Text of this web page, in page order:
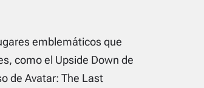
emblemáticos que
como el Upside Down de
de Avatar: The Last